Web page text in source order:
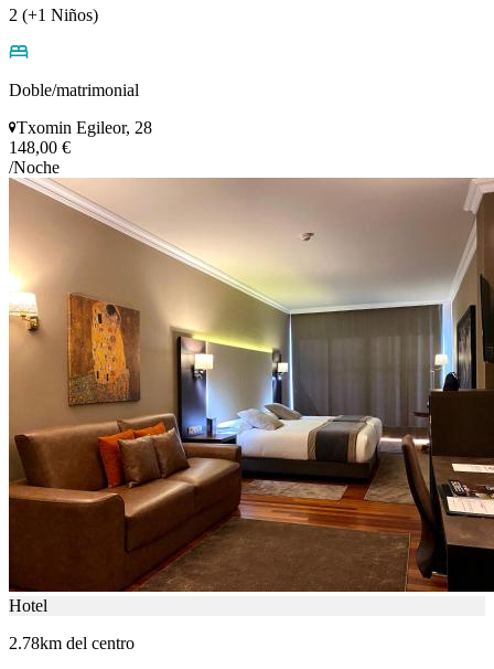
2 (+1 Niños)
Doble/matrimonial
Txomin Egileor, 28
148,00 €
/Noche
Hotel
2.78km del centro